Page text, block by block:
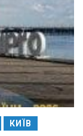
КИЇВ